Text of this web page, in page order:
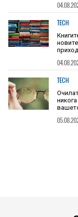
TECH
TECH